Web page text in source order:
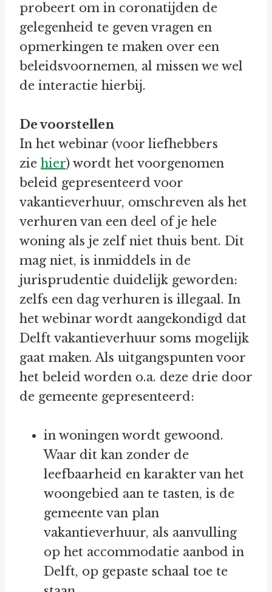
probeert om in coronatijden de
gelegenheid te geven vragen en
opmerkingen te maken over een
beleidsvoornemen, al missen we wel
de interactie hierbij.
De voorstellen
In het webinar (voor liefhebbers
zie hier) wordt het voorgenomen
beleid gepresenteerd voor
vakantieverhuur, omschreven als het
verhuren van een deel of je hele
woning als je zelf niet thuis bent. Dit
mag niet, is inmiddels in de
jurisprudentie duidelijk geworden:
zelfs een dag verhuren is illegaal. In
het webinar wordt aangekondigd dat
Delft vakantieverhuur soms mogelijk
gaat maken. Als uitgangspunten voor
het beleid worden o.a. deze drie door
de gemeente gepresenteerd:
in woningen wordt gewoond.
Waar dit kan zonder de
leefbaarheid en karakter van het
woongebied aan te tasten, is de
gemeente van plan
vakantieverhuur, als aanvulling
op het accommodatie aanbod in
Delft, op gepaste schaal toe te